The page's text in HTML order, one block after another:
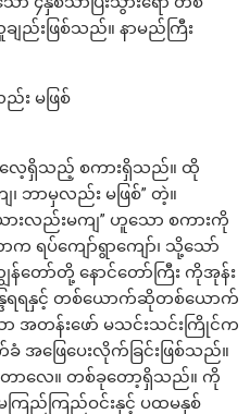
ျည်းဖြစ်သည်။ နာမည်ကြီး
း မဖြစ်
ောလေ့ရှိသည့် စကားရှိသည်။ ထို
၊ ဘာမှလည်း မဖြစ်” တဲ့။
ားလည်းမကျ” ဟူသော စကားကို
ရပ်ကျော်ရွာကျော်၊ သို့သော်
တော်တို့ နောင်တော်ကြီး ကိုအုန်း
ေရရနှင့် တစ်ယောက်ဆိုတစ်ယောက်
အတန်းဖော် မသင်းသင်းကြိုင်က
ဖြေပေးလိုက်ခြင်းဖြစ်သည်။
ာလေ။ တစ်ခုတော့ရှိသည်။ ကို
ကြည်ကြည်ဝင်းနှင့် ပထမနှစ်